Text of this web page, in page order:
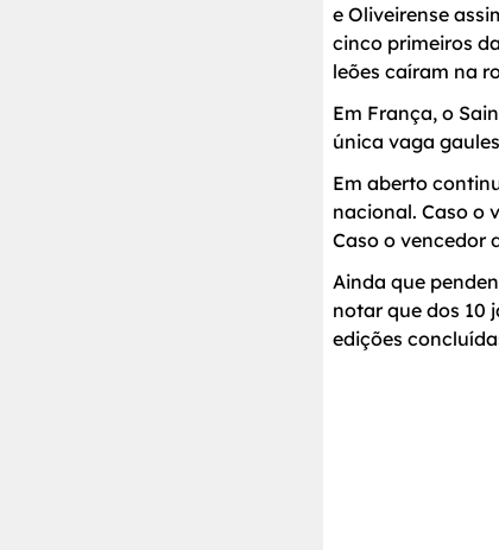
e Oliveirense
cinco primeiros
leões caíram na
Em França, o
única vaga
Em aberto
nacional. Caso o
Caso o vencedor
Ainda que
notar que dos 10
edições